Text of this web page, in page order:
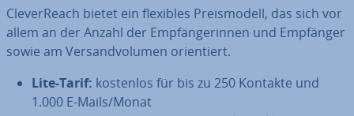
Cle­ver­Reach bietet ein flexibles Preis­mo­dell, das sich vor
allem an der Anzahl der Emp­fän­ge­rin­nen und Empfänger
sowie am Ver­sand­vo­lu­men ori­en­tiert.
Lite-Tarif: kostenlos für bis zu 250 Kontakte und
1.000 E-Mails/Monat